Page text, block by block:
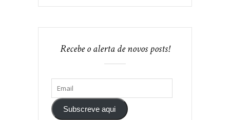
Recebe o alerta de novos posts!
Subscreve aqui